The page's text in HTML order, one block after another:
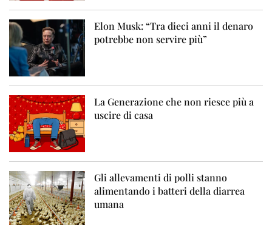
Elon Musk: “Tra dieci anni il denaro
potrebbe non servire più”
La Generazione che non riesce più a
uscire di casa
Gli allevamenti di polli stanno
alimentando i batteri della diarrea
umana